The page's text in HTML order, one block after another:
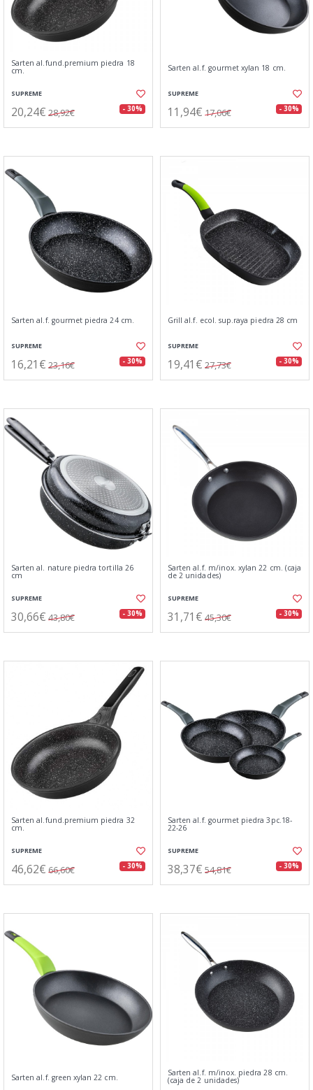
Sarten al.fund.premium piedra 18
cm.
SUPREME
20,24€ 28,92€ - 30%
Sarten al.f. gourmet xylan 18 cm.
SUPREME
11,94€ 17,06€ - 30%
Sarten al.f. gourmet piedra 24 cm.
SUPREME
16,21€ 23,16€ - 30%
Grill al.f. ecol. sup.raya piedra 28 cm
SUPREME
19,41€ 27,73€ - 30%
Sarten al. nature piedra tortilla 26
cm
SUPREME
30,66€ 43,80€ - 30%
Sarten al.f. m/inox. xylan 22 cm. (caja
de 2 unidades)
SUPREME
31,71€ 45,30€ - 30%
Sarten al.fund.premium piedra 32
cm.
SUPREME
46,62€ 66,60€ - 30%
Sarten al.f. gourmet piedra 3pc.18-
22-26
SUPREME
38,37€ 54,81€ - 30%
Sarten al.f. green xylan 22 cm. Sarten al.f. m/inox. piedra 28 cm.
(caja de 2 unidades)